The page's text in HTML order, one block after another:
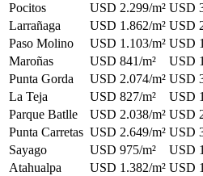
Pocitos
USD 2.299/m² USD
Larrañaga
USD 1.862/m² USD
Paso Molino
USD 1.103/m² USD
Maroñas
USD 841/m² USD
Punta Gorda
USD 2.074/m² USD
La Teja
USD 827/m² USD
Parque Batlle
USD 2.038/m² USD
Punta Carretas USD 2.649/m² USD
Sayago
USD 975/m² USD
Atahualpa
USD 1.382/m² USD